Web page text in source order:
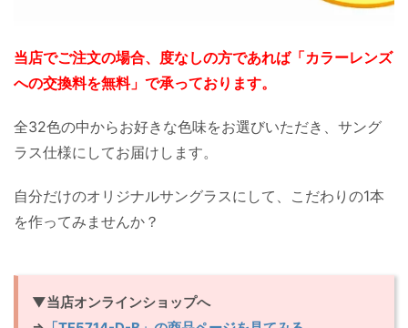
当店でご注文の場合、度なしの方であれば「カラーレンズ
への交換料を無料」で承っております。
全32色の中からお好きな色味をお選びいただき、サング
ラス仕様にしてお届けします。
自分だけのオリジナルサングラスにして、こだわりの1本
を作ってみませんか？
▼当店オンラインショップへ